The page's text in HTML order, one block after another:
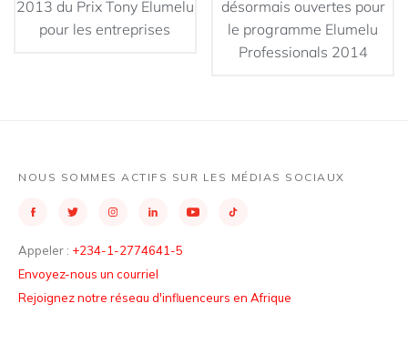
2013 du Prix Tony Elumelu
pour les entreprises
désormais ouvertes pour
le programme Elumelu
Professionals 2014
NOUS SOMMES ACTIFS SUR LES MÉDIAS SOCIAUX
Appeler : +234-1-2774641-5
Envoyez-nous un courriel
Rejoignez notre réseau d'influenceurs en Afrique